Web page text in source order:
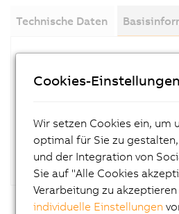
Technische Daten
3DM455.60-1
2005 progr. I/O Proz. 1x8 E,
Cookies-Einstellungen
Wir setzen Cookies ein, um
optimal für Sie zu
und der Integration von
Sie auf "Alle Cookies
Verarbeitung zu
individuelle Einstellungen